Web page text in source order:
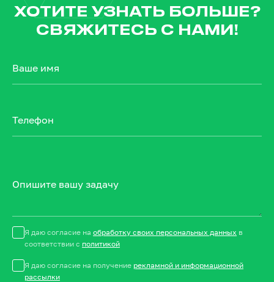
ХОТИТЕ УЗНАТЬ БОЛЬШЕ?
СВЯЖИТЕСЬ С НАМИ!
Ваше имя
Телефон
Опишите вашу задачу
Я даю согласие на обработку своих персональных данных в
соответствии с политикой
Я даю согласие на получение рекламной и информационной
рассылки